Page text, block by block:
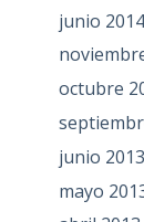
junio
octubre
junio 2013
mayo